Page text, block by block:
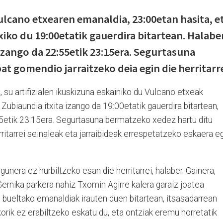
etxearen emanaldia, 23:00etan hasita,
du 19:00etatik gauerdira bitartean.
da 22:55etik 23:15era. Segurtasuna
gomendio jarraitzeko deia egin die
su artifizialen ikuskizuna eskainiko du Vulcano etxeak
itxita izango da 19:00etatik gauerdira bitartean,
23:15era. Segurtasuna bermatzeko xedez hartu ditu
seinaleak eta jarraibideak errespetatzeko eskaera
ez hurbiltzeko esan die herritarrei, halaber. Gainera,
parkera nahiz Txomin Agirre kalera garaiz joatea
emanaldiak irauten duen bitartean, itsasadarrean
ez erabiltzeko eskatu du, eta ontziak eremu horretatik